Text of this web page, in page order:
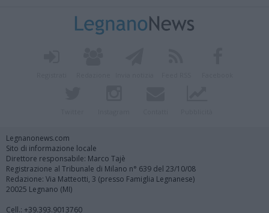
Legnanonews.com
Sito di informazione locale
Direttore responsabile: Marco Tajè
Registrazione al Tribunale di Milano n° 639 del 23/10/08
Redazione: Via Matteotti, 3 (presso Famiglia Legnanese)
20025 Legnano (MI)
Cell.: +39.393.9013760